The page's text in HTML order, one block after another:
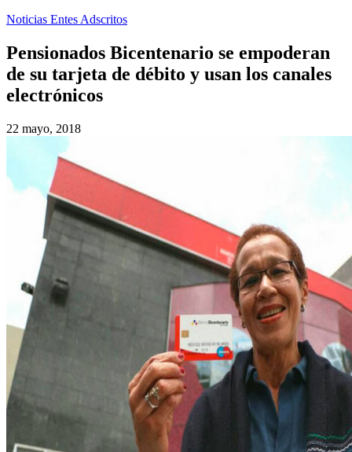
Noticias Entes Adscritos
Pensionados Bicentenario se empoderan
de su tarjeta de débito y usan los canales
electrónicos
22 mayo, 2018